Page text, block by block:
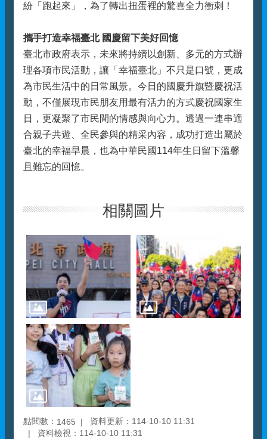
紛「跑起來」，為了轉出扭蛋裡的驚喜全力衝刺！
攜手打造幸福臺北 國慶留下美好回憶
臺北市政府表示，未來將持續以創新、多元的方式辦
理各項市民活動，讓「幸福臺北」不只是口號，更成
為市民生活中的日常風景。今日的國慶升旗暨慶祝活
動，不僅展現市民朋友用最有活力的方式慶祝國家生
日，更凝聚了市民間的情感與向心力。透過一連串適
合親子共遊、全民參與的精采內容，成功打造出屬於
臺北的幸福早晨，也為中華民國114年生日留下溫馨
且難忘的回憶。
相關圖片
點閱數： 1465
資料更新：114-10-10 11:31
資料檢視：114-10-10 11:31